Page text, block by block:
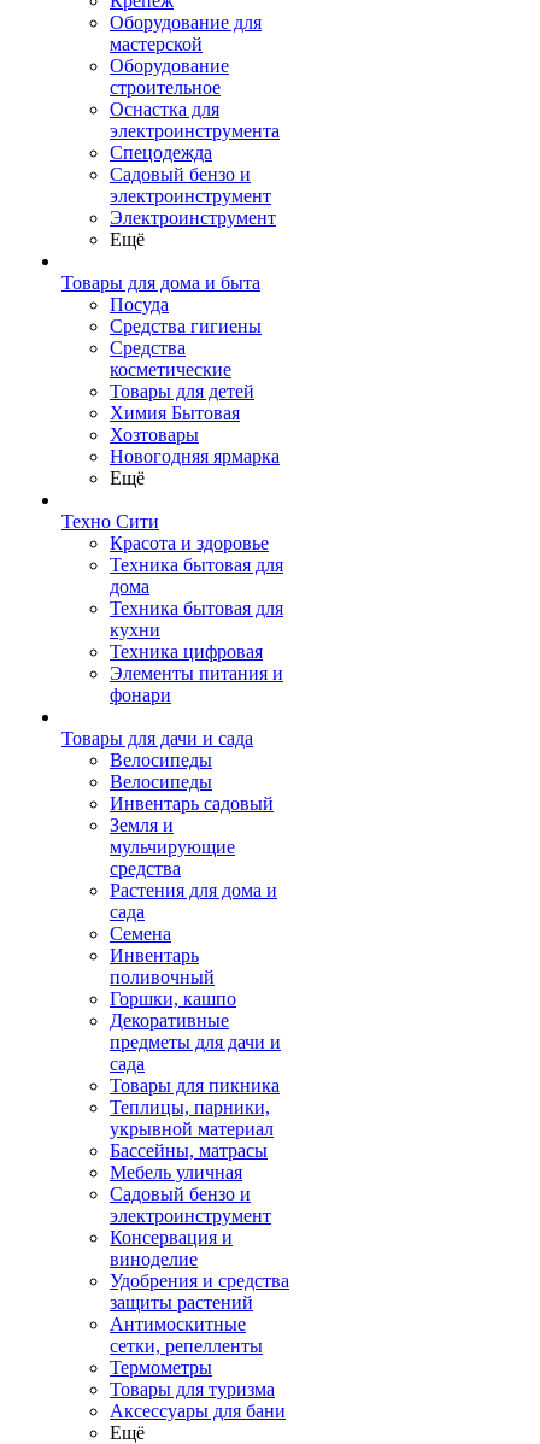
Оборудование для
мастерской
Оборудование
строительное
Оснастка для
электроинструмента
Спецодежда
Садовый бензо и
электроинструмент
Электроинструмент
Ещё
Товары для дома и быта
Посуда
Средства гигиены
Средства
косметические
Товары для детей
Химия Бытовая
Хозтовары
Новогодняя ярмарка
Ещё
Техно Сити
Красота и здоровье
Техника бытовая для
дома
Техника бытовая для
кухни
Техника цифровая
Элементы питания и
фонари
Товары для дачи и сада
Велосипеды
Велосипеды
Инвентарь садовый
Земля и
мульчирующие
средства
Растения для дома и
сада
Семена
Инвентарь
поливочный
Горшки, кашпо
Декоративные
предметы для дачи и
сада
Товары для пикника
Теплицы, парники,
укрывной материал
Бассейны, матрасы
Мебель уличная
Садовый бензо и
электроинструмент
Консервация и
виноделие
Удобрения и средства
защиты растений
Антимоскитные
сетки, репелленты
Термометры
Товары для туризма
Аксессуары для бани
Ещё